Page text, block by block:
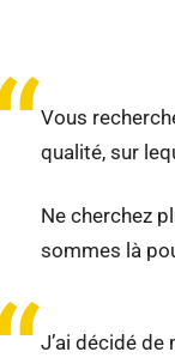
Vous
qualité, sur
Ne cherchez
sommes là
J’ai décidé